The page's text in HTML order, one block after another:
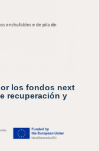
los fondos next
recuperación y